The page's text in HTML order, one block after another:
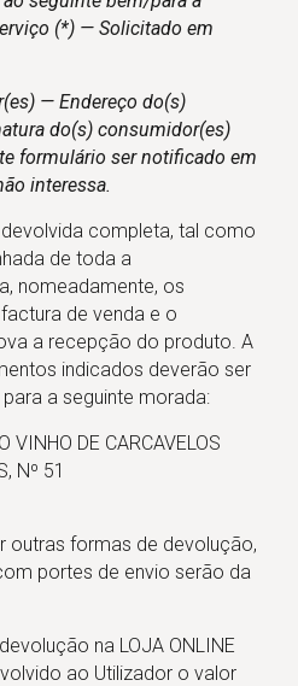
(*) — Solicitado em
— Endereço do(s)
do(s) consumidor(es)
formulário ser notificado em
interessa.
completa, tal como
de toda a
nomeadamente, os
de venda e o
a recepção do produto. A
indicados deverão ser
a seguinte morada:
VINHO DE CARCAVELOS
Nº 51
outras formas de devolução,
portes de envio serão da
na LOJA ONLINE
ao Utilizador o valor